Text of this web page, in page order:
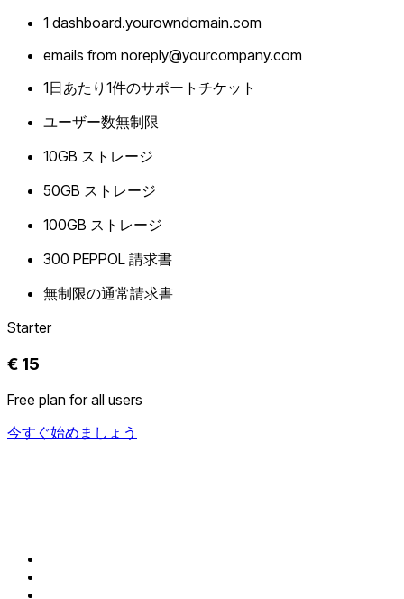
1 dashboard.yourowndomain.com
emails from noreply@yourcompany.com
1日あたり1件のサポートチケット
ユーザー数無制限
10GB ストレージ
50GB ストレージ
100GB ストレージ
300 PEPPOL 請求書
無制限の通常請求書
Starter
€ 15
Free plan for all users
今すぐ始めましょう